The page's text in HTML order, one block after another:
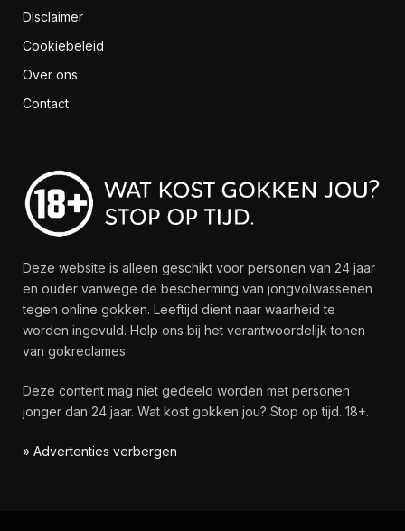
Disclaimer
Cookiebeleid
Over ons
Contact
Deze website is alleen geschikt voor personen van 24 jaar
en ouder vanwege de bescherming van jongvolwassenen
tegen online gokken. Leeftijd dient naar waarheid te
worden ingevuld. Help ons bij het verantwoordelijk tonen
van gokreclames.
Deze content mag niet gedeeld worden met personen
jonger dan 24 jaar. Wat kost gokken jou? Stop op tijd. 18+.
» Advertenties verbergen